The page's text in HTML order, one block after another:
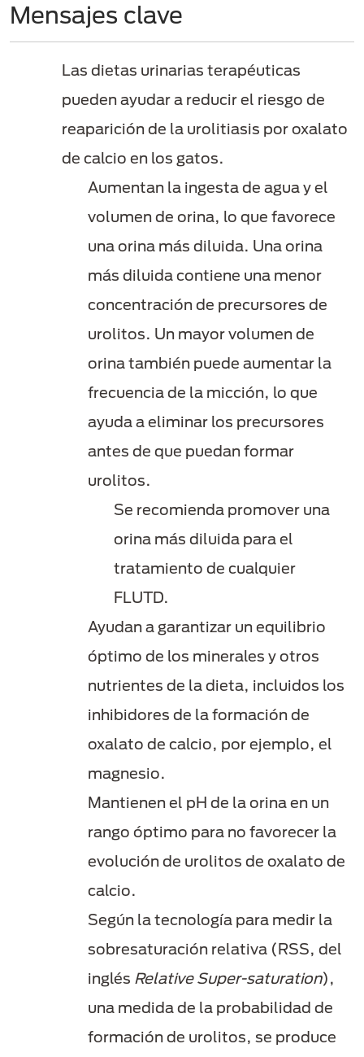
Mensajes clave
Las dietas urinarias terapéuticas
pueden ayudar a reducir el riesgo de
reaparición de la urolitiasis por oxalato
de calcio en los gatos.
Aumentan la ingesta de agua y el
volumen de orina, lo que favorece
una orina más diluida. Una orina
más diluida contiene una menor
concentración de precursores de
urolitos. Un mayor volumen de
orina también puede aumentar la
frecuencia de la micción, lo que
ayuda a eliminar los precursores
antes de que puedan formar
urolitos.
Se recomienda promover una
orina más diluida para el
tratamiento de cualquier
FLUTD.
Ayudan a garantizar un equilibrio
óptimo de los minerales y otros
nutrientes de la dieta, incluidos los
inhibidores de la formación de
oxalato de calcio, por ejemplo, el
magnesio.
Mantienen el pH de la orina en un
rango óptimo para no favorecer la
evolución de urolitos de oxalato de
calcio.
Según la tecnología para medir la
sobresaturación relativa (RSS, del
inglés Relative Super-saturation),
una medida de la probabilidad de
formación de urolitos, se produce